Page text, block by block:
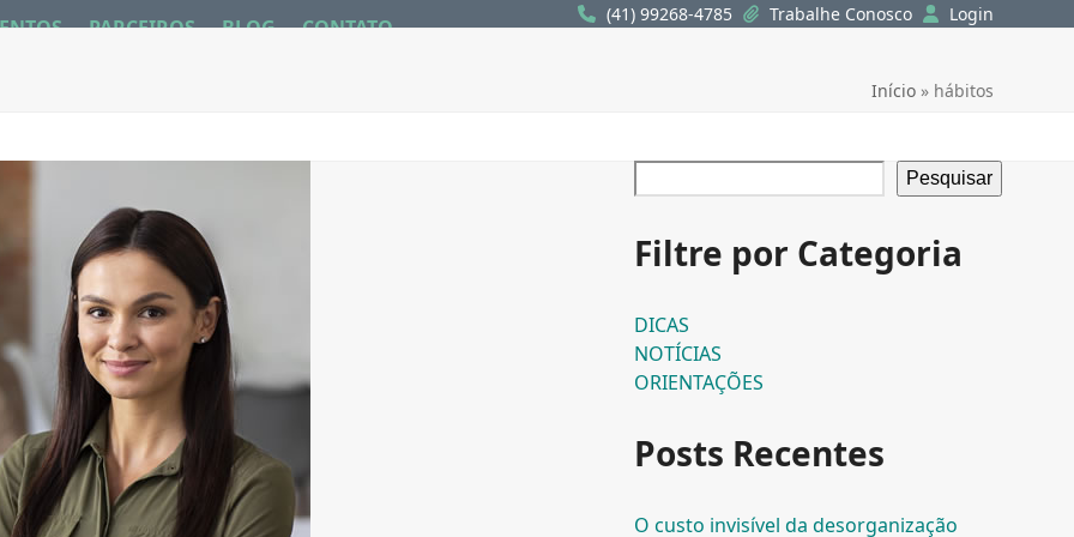
(41) 99268-4785 Trabalhe Conosco Login
PARCEIROS BLOG CONTATO
Início» hábitos
Pesquisar
Filtre por Categoria
DICAS
NOTÍCIAS
ORIENTAÇÕES
Posts Recentes
O custo invisível da desorganização